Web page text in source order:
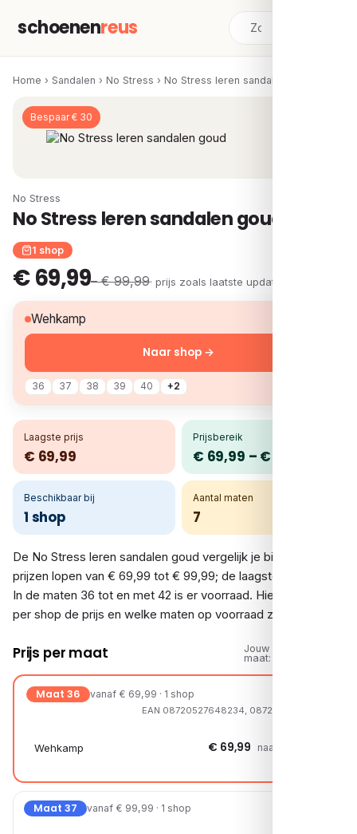
schoenenreus
Home › Sandalen › No Stress › No Stress leren sandalen goud
Bespaar € 30
No Stress
No Stress leren sandalen goud
1 shop
€ 69,99– € 99,99· prijs zoals laatste update
Wehkamp
36 37 38 39 40 +2
Naar shop →
Laagste prijs
€ 69,99
Prijsbereik
€ 69,99 – € 99,99
Beschikbaar bij
1 shop
Aantal maten
7
De No Stress leren sandalen goud vergelijk je bij 1 shop. De
prijzen lopen van € 69,99 tot € 99,99; de laagste is € 69,99.
In de maten 36 tot en met 42 is er voorraad. Hieronder zie je
per shop de prijs en welke maten op voorraad zijn.
Prijs per maat
Jouw
maat:
Maat 36 vanaf € 69,99 · 1 shop
EAN 08720527648234, 08720527582286
Wehkamp € 69,99 naar shop →
Maat 37 vanaf € 99,99 · 1 shop